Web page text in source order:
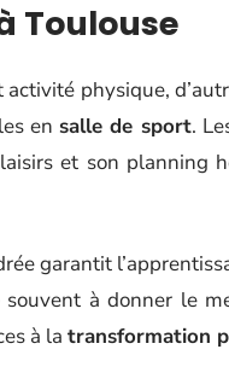
Toulouse
physique,
en salle de sport.
et son planning
garantit
souvent à donner le
à la transformation